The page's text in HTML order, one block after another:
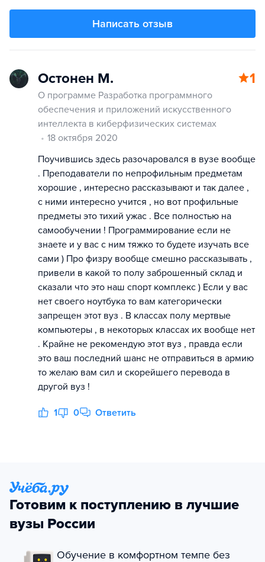
Написать отзыв
Остонен М. 1
О программе Разработка программного
обеспечения и приложений искусственного
интеллекта в киберфизических системах
18 октября 2020
Поучившись здесь разочаровался в вузе вообще
. Преподаватели по непрофильным предметам
хорошие , интересно рассказывают и так далее ,
с ними интересно учится , но вот профильные
предметы это тихий ужас . Все полностью на
самообучении ! Программирование если не
знаете и у вас с ним тяжко то будете изучать все
сами ) Про физру вообще смешно рассказывать ,
привели в какой то полу заброшенный склад и
сказали что это наш спорт комплекс ) Если у вас
нет своего ноутбука то вам категорически
запрещен этот вуз . В классах полу мертвые
компьютеры , в некоторых классах их вообще нет
. Крайне не рекомендую этот вуз , правда если
это ваш последний шанс не отправиться в армию
то желаю вам сил и скорейшего перевода в
другой вуз !
1 0 Ответить
Готовим к поступлению в лучшие
вузы России
Обучение в комфортном темпе без